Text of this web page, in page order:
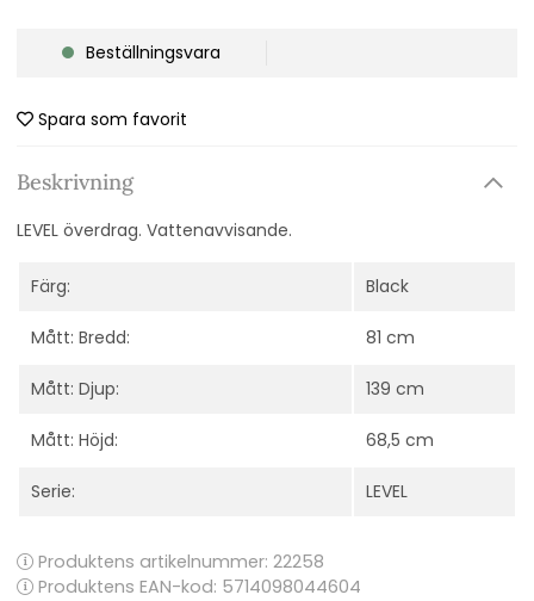
Beställningsvara
Spara som favorit
Beskrivning
LEVEL överdrag. Vattenavvisande.
Färg: Black
Mått: Bredd: 81 cm
Mått: Djup: 139 cm
Mått: Höjd: 68,5 cm
Serie: LEVEL
Produktens artikelnummer: 22258
Produktens EAN-kod: 5714098044604